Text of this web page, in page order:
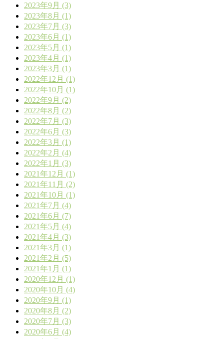
2023年9月 (3)
2023年8月 (1)
2023年7月 (3)
2023年6月 (1)
2023年5月 (1)
2023年4月 (1)
2023年3月 (1)
2022年12月 (1)
2022年10月 (1)
2022年9月 (2)
2022年8月 (2)
2022年7月 (3)
2022年6月 (3)
2022年3月 (1)
2022年2月 (4)
2022年1月 (3)
2021年12月 (1)
2021年11月 (2)
2021年10月 (1)
2021年7月 (4)
2021年6月 (7)
2021年5月 (4)
2021年4月 (3)
2021年3月 (1)
2021年2月 (5)
2021年1月 (1)
2020年12月 (1)
2020年10月 (4)
2020年9月 (1)
2020年8月 (2)
2020年7月 (3)
2020年6月 (4)